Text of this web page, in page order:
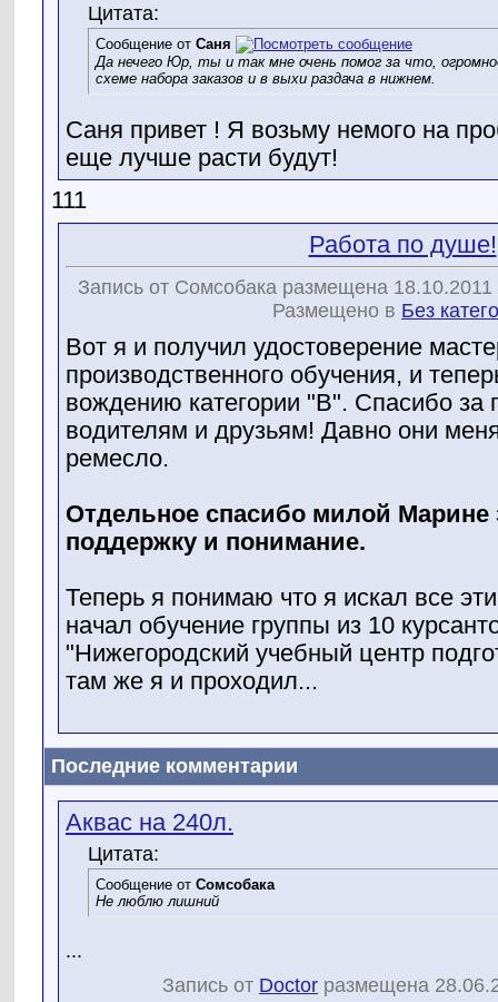
Цитата:
Сообщение от Саня
Да нечего Юр, ты и так мне очень помог за что,
схеме набора заказов и в выхи раздача в нижнем.
Саня привет ! Я возьму немого на
еще лучше расти будут!
111
Работа по душе!
Запись от Сомсобака размещена 18.10.2011
Размещено в Без
Вот я и получил удостоверение
производственного обучения, и
вождению категории "В". Спасибо за
водителям и друзьям! Давно они
ремесло.
Отдельное спасибо милой
поддержку и понимание.
Теперь я понимаю что я искал все
начал обучение группы из 10
"Нижегородский учебный центр
там же я и проходил...
Последние комментарии
Аквас на 240л.
Цитата:
Сообщение от Сомсобака
Не люблю лишний
...
Запись от Doctor размещена